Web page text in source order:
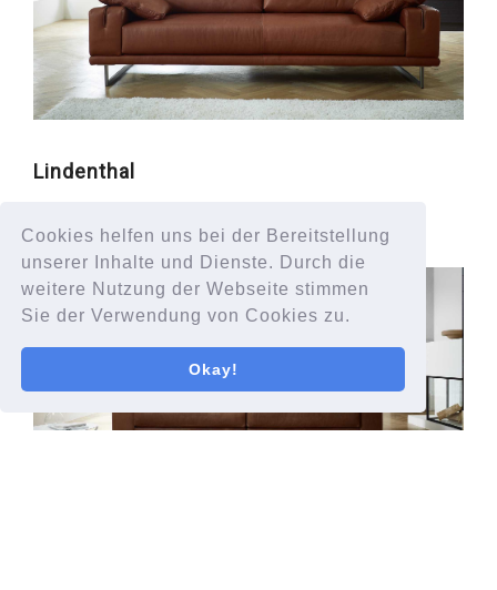
Cookies helfen uns bei der Bereitstellung
unserer Inhalte und Dienste. Durch die
weitere Nutzung der Webseite stimmen
Sie der Verwendung von Cookies zu.
Okay!
Lindenthal